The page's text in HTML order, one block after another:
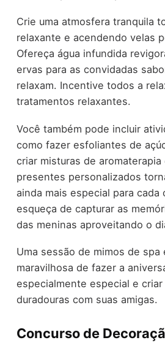
Crie uma atmosfera tranquila
relaxante e acendendo velas
Ofereça água infundida
ervas para as convidadas
relaxam. Incentive todos a
tratamentos relaxantes.
Você também pode incluir
como fazer esfoliantes de
criar misturas de
presentes personalizados
ainda mais especial para cada
esqueça de capturar as
das meninas aproveitando o
Uma sessão de mimos de spa
maravilhosa de fazer a
especialmente especial e criar
duradouras com suas amigas.
Concurso de